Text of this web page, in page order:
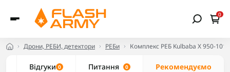
0
Дрони, РЕБИ, детектори РЕБи Комплекс РЕБ Kulbaba X 950-
Відгуки 0 Питання 0 Рекомендуємо